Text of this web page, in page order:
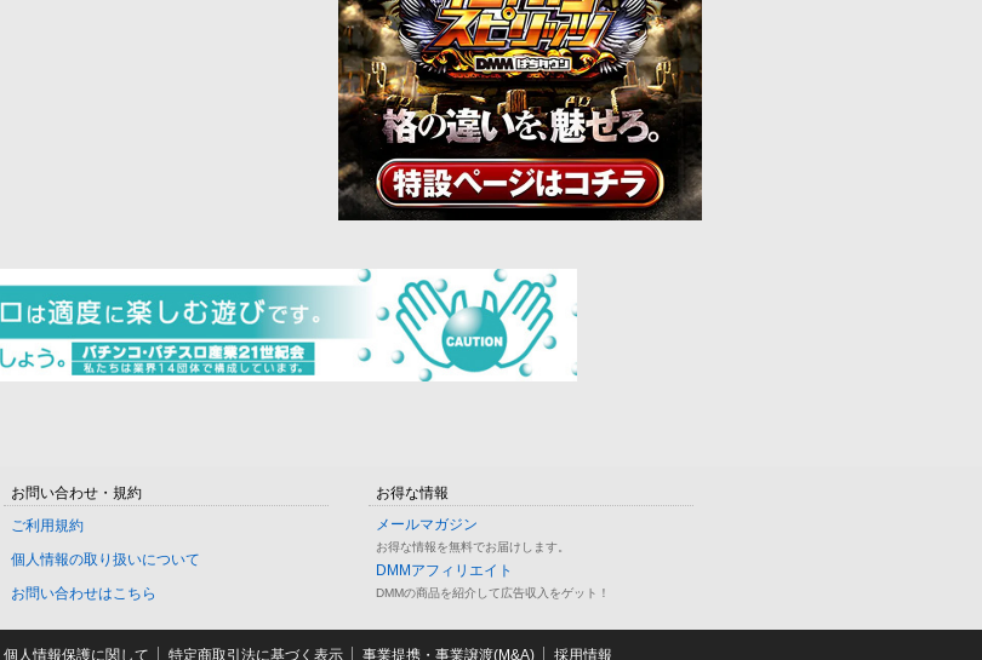
お問い合わせ・規約
ご利用規約
個人情報の取り扱いについて
お問い合わせはこちら
お得な情報
メールマガジン
お得な情報を無料でお届けします。
DMMアフィリエイト
DMMの商品を紹介して広告収入をゲット！
個人情報保護に関して 特定商取引法に基づく表示 事業提携・事業譲渡(M&A) 採用情報